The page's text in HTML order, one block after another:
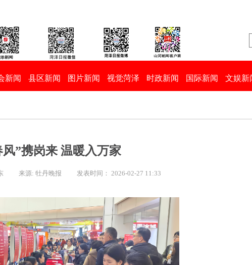
新闻 县区新闻 图片新闻 视觉菏泽 时政新闻 国际新闻 文娱新
风”携岗来 温暖入万家
来源: 牡丹晚报 发表时间： 2026-02-27 11:33